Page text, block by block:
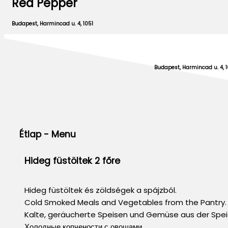
Budapest, Harmincad u. 4, 1051
Budapest, Harmincad u. 4,
Étlap - Menu
Hideg füstöltek 2 főre
Hideg füstöltek és zöldségek a spájzból.
Cold Smoked Meals and Vegetables from the Pantry.
Kalte, geräucherte Speisen und Gemüse aus der